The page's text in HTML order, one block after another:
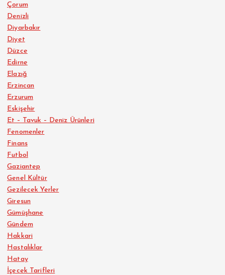
Çorum
Denizli
Diyarbakır
Diyet
Düzce
Edirne
Elazığ
Erzincan
Erzurum
Eskişehir
Et – Tavuk – Deniz Ürünleri
Fenomenler
Finans
Futbol
Gaziantep
Genel Kültür
Gezilecek Yerler
Giresun
Gümüşhane
Gündem
Hakkari
Hastalıklar
Hatay
İçecek Tarifleri